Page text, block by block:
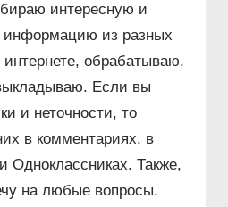
интересную и
из разных
интернете, обрабатываю,
Если вы
и неточности, то
в комментариях, в
Одноклассниках. Также,
на любые вопросы.